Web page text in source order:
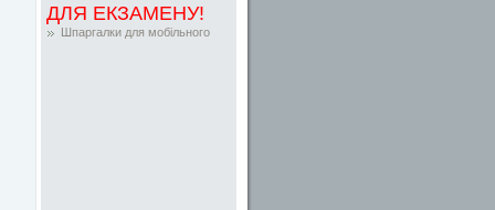
ДЛЯ ЕКЗАМЕНУ!
Шпаргалки для мобільного